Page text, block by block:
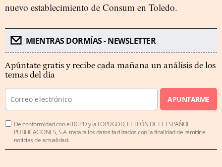
nuevo establecimiento de Consum en Toledo.
MIENTRAS DORMÍAS - NEWSLETTER
Apúntate gratis y recibe cada mañana un análisis de los
temas del día
APUNTARME
De conformidad con el RGPD y la LOPDGDD, EL LEÓN DE EL ESPAÑOL
PUBLICACIONES, S.A. tratará los datos facilitados con la finalidad de remitirle
noticias de actualidad.